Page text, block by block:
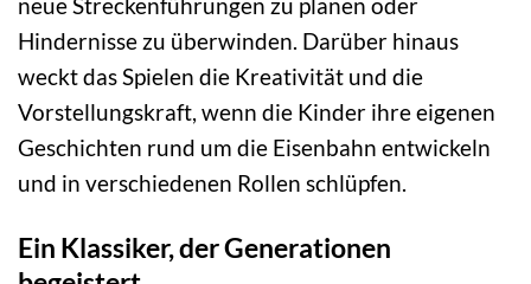
Hindernisse zu überwinden. Darüber hinaus
weckt das Spielen die Kreativität und die
Vorstellungskraft, wenn die Kinder ihre eigenen
Geschichten rund um die Eisenbahn entwickeln
und in verschiedenen Rollen schlüpfen.
Ein Klassiker, der Generationen